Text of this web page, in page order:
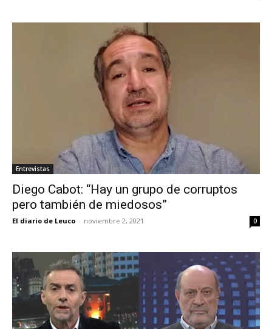
Entrevistas
Diego Cabot: “Hay un grupo de corruptos
pero también de miedosos”
El diario de Leuco - noviembre 2, 2021 0